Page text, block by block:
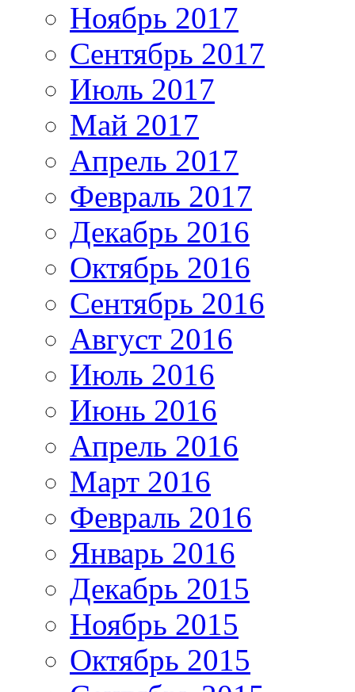
Ноябрь 2017
Сентябрь 2017
Июль 2017
Май 2017
Апрель 2017
Февраль 2017
Декабрь 2016
Октябрь 2016
Сентябрь 2016
Август 2016
Июль 2016
Июнь 2016
Апрель 2016
Март 2016
Февраль 2016
Январь 2016
Декабрь 2015
Ноябрь 2015
Октябрь 2015